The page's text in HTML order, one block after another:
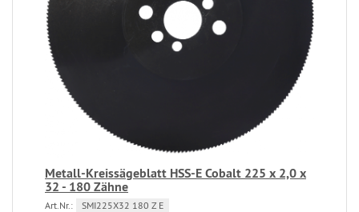
Metall-Kreissägeblatt HSS-E Cobalt 225 x 2,0 x
32 - 180 Zähne
Art.Nr.:
SMI225X32 180 Z E